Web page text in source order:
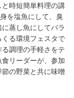
時短簡単料理の講
を塩魚にして、臭
蒸し魚にしてバラ
る環境フェスタで
調理の手軽さをテ
リーダーが、参加
の野菜と共に味噌